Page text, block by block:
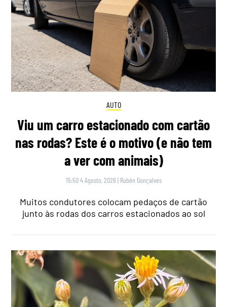
AUTO
Viu um carro estacionado com cartão
nas rodas? Este é o motivo (e não tem
a ver com animais)
15:50 4 Agosto, 2026 | Rubén Gonçalves
Muitos condutores colocam pedaços de cartão
junto às rodas dos carros estacionados ao sol